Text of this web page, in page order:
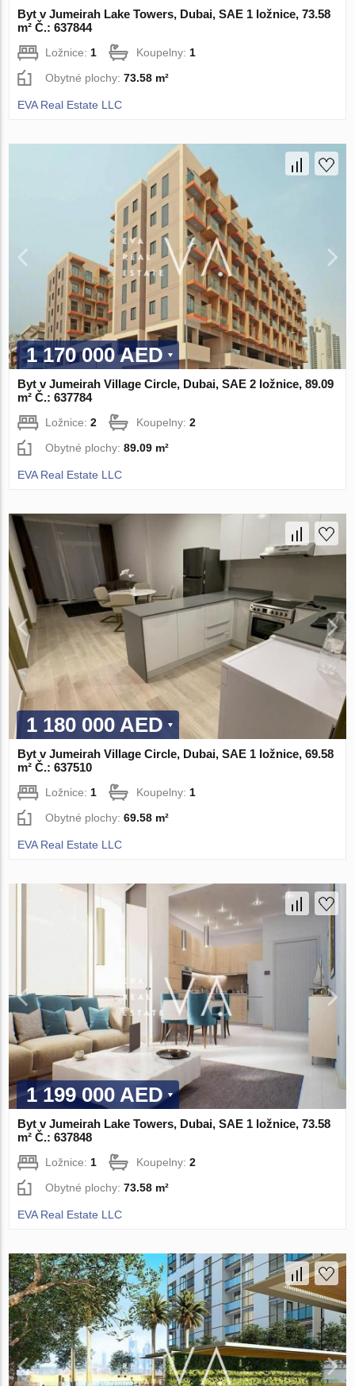
Byt v Jumeirah Lake Towers, Dubai, SAE 1 ložnice, 73.58
m² Č.: 637844
Ložnice:1 Koupelny:1
Obytné plochy:73.58 m²
EVA Real Estate LLC
1 170 000 AED
Byt v Jumeirah Village Circle, Dubai, SAE 2 ložnice, 89.09
m² Č.: 637784
Ložnice:2 Koupelny:2
Obytné plochy:89.09 m²
EVA Real Estate LLC
1 180 000 AED
Byt v Jumeirah Village Circle, Dubai, SAE 1 ložnice, 69.58
m² Č.: 637510
Ložnice: 1 Koupelny: 1
Obytné plochy:69.58 m²
EVA Real Estate LLC
1 199 000 AED
Byt v Jumeirah Lake Towers, Dubai, SAE 1 ložnice, 73.58
m² Č.: 637848
Ložnice: 1 Koupelny:2
Obytné plochy:73.58 m²
EVA Real Estate LLC